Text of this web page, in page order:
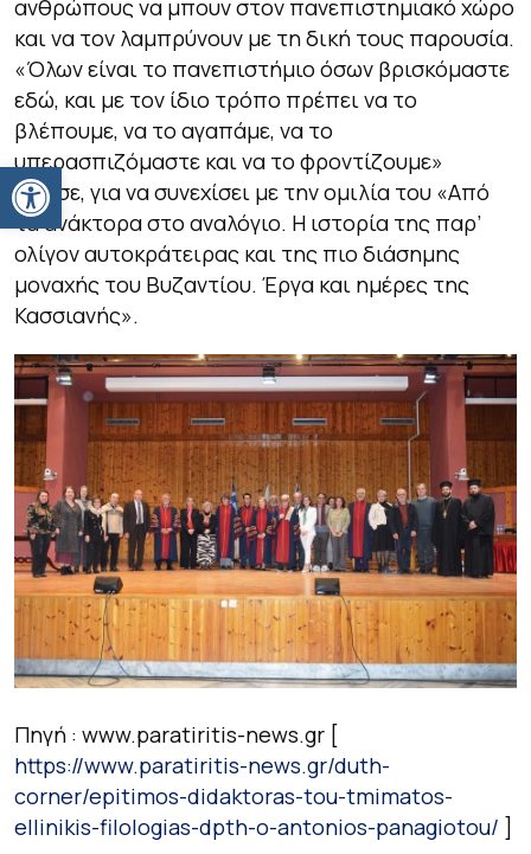
Ανοίξτε τη γραμμή εργαλείων
ανθρώπους να μπουν στον πανεπιστημιακό χώρο
και να τον λαμπρύνουν με τη δική τους παρουσία.
«Όλων είναι το πανεπιστήμιο όσων βρισκόμαστε
εδώ, και με τον ίδιο τρόπο πρέπει να το
βλέπουμε, να το αγαπάμε, να το
υπερασπιζόμαστε και να το φροντίζουμε»
τόνισε, για να συνεχίσει με την ομιλία του «Από
τα ανάκτορα στο αναλόγιο. Η ιστορία της παρ’
ολίγον αυτοκράτειρας και της πιο διάσημης
μοναχής του Βυζαντίου. Έργα και ημέρες της
Κασσιανής».
Πηγή : www.paratiritis-news.gr [
https://www.paratiritis-news.gr/duth-
corner/epitimos-didaktoras-tou-tmimatos-
ellinikis-filologias-dpth-o-antonios-panagiotou/ ]